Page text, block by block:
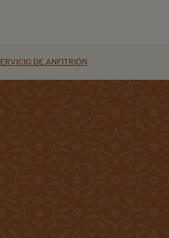
DE ANFITRIÓN